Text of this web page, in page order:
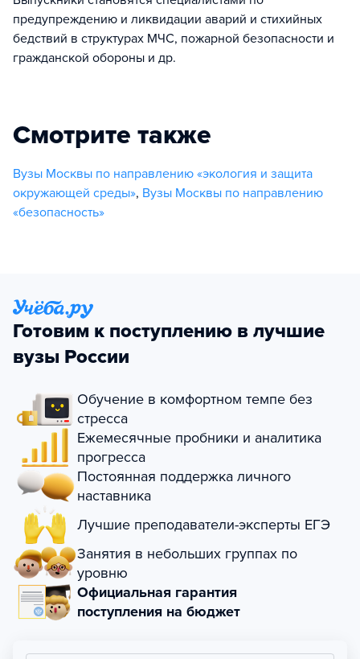
предупреждению и ликвидации аварий и стихийных
бедствий в структурах МЧС, пожарной безопасности и
гражданской обороны и др.
Смотрите также
Вузы Москвы по направлению «экология и защита
окружающей среды», Вузы Москвы по направлению
«безопасность»
Готовим к поступлению в лучшие
вузы России
Обучение в комфортном темпе без
стресса
Ежемесячные пробники и аналитика
прогресса
Постоянная поддержка личного
наставника
Лучшие преподаватели-эксперты ЕГЭ
Занятия в небольших группах по
уровню
Официальная гарантия
поступления на бюджет